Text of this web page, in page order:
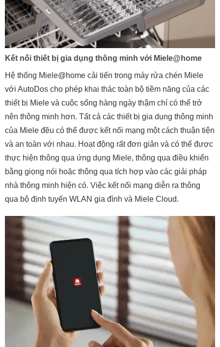
Kết nối thiết bị gia dụng thông minh với Miele@home
Hệ thống Miele@home cải tiến trong máy rửa chén Miele
với AutoDos cho phép khai thác toàn bộ tiềm năng của các
thiết bị Miele và cuộc sống hàng ngày thậm chí có thể trở
nên thông minh hơn. Tất cả các thiết bị gia dụng thông minh
của Miele đều có thể được kết nối mạng một cách thuận tiện
và an toàn với nhau. Hoạt động rất đơn giản và có thể được
thực hiện thông qua ứng dụng Miele, thông qua điều khiển
bằng giọng nói hoặc thông qua tích hợp vào các giải pháp
nhà thông minh hiện có. Việc kết nối mạng diễn ra thông
qua bộ định tuyến WLAN gia đình và Miele Cloud.